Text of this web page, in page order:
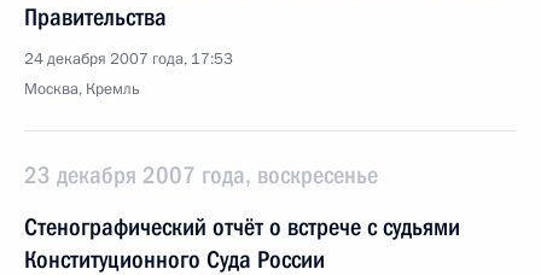
Правительства
24 декабря 2007 года, 17:53
Москва, Кремль
23 декабря 2007 года, воскресенье
Стенографический отчёт о встрече с судьями
Конституционного Суда России